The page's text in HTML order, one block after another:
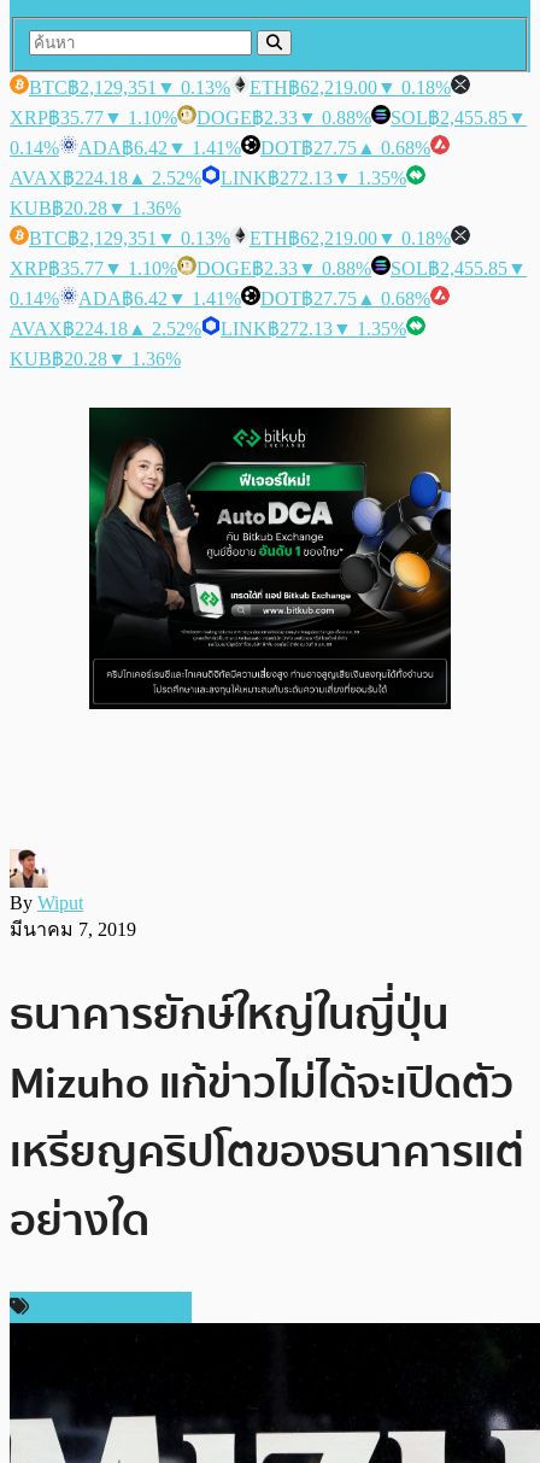
BTC฿2,129,351 ▼ 0.13% ETH฿62,219.00▼ 0.18%
XRP฿35.77▼ 1.10% DOGE฿2.33▼ 0.88% SOL฿2,455.85▼
0.14%
ADA฿6.42 ▼ 1.41% DOT฿27.75 ▲ 0.68%
AVAX฿224.18 ▲ 2.52% LINK฿272.13▼ 1.35%
KUB฿20.28▼ 1.36%
BTC฿2,129,351 ▼ 0.13% ETH฿62,219.00▼ 0.18%
XRP฿35.77▼ 1.10% DOGE฿2.33▼ 0.88% SOL฿2,455.85▼
0.14%
ADA฿6.42 ▼ 1.41% DOT฿27.75 ▲ 0.68%
AVAX฿224.18 ▲ 2.52% LINK฿272.13▼ 1.35%
KUB฿20.28▼ 1.36%
By Wiput
มีนาคม 7, 2019
ธนาคารยักษ์ใหญ่ในญี่ปุ่น
Mizuho แก้ข่าวไม่ได้จะเปิดตัว
เหรียญคริปโตของธนาคารแต่
อย่างใด